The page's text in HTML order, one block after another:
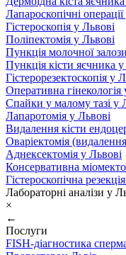
Лапароскопічні
Гістероскопія у Львові
Поліпектомія у Львові
Пункція молочної
Пункція кісти яєчника у
Гістерорезектоскопія у
Оперативна гінекологія
Спайки у малому тазі у
Лапаротомія у Львові
Видалення кісти
Оваріектомія
Аднексектомія у Львові
Консервативна
Гістероскопічна
Лабораторні аналізи у
×
←
Послуги
FISH-діагностика